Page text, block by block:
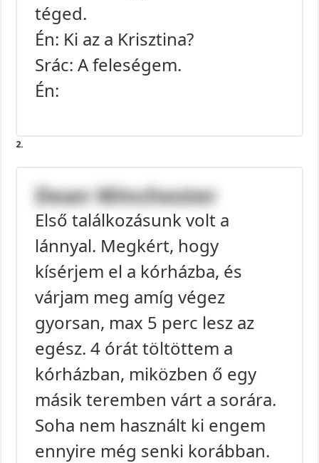
téged.
Én: Ki az a Krisztina?
Srác: A feleségem.
Én:
2.
Dean Winchester
Első találkozásunk volt a
lánnyal. Megkért, hogy
kísérjem el a kórházba, és
várjam meg amíg végez
gyorsan, max 5 perc lesz az
egész. 4 órát töltöttem a
kórházban, miközben ő egy
másik teremben várt a sorára.
Soha nem használt ki engem
ennyire még senki korábban.